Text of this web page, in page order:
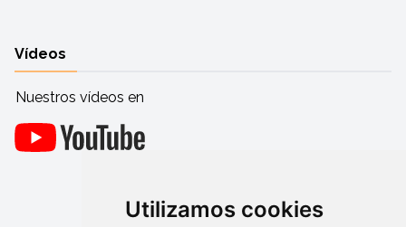
Utilizamos cookies
Vídeos
Nuestros vídeos en